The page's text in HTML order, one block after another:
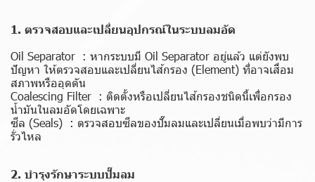
1. ตรวจสอบและเปลี่ยนอุปกรณ์ในระบบลมอัด
Oil Separator : หากระบบมี Oil Separator อยู่แล้ว แต่ยังพบ
ปัญหา ให้ตรวจสอบและเปลี่ยนไส้กรอง (Element) ที่อาจเสื่อม
สภาพหรืออุดตัน
Coalescing Filter : ติดตั้งหรือเปลี่ยนไส้กรองชนิดนี้เพื่อกรอง
น้ำมันในลมอัดโดยเฉพาะ
ซีล (Seals) : ตรวจสอบซีลของปั๊มลมและเปลี่ยนเมื่อพบว่ามีการ
รั่วไหล
2. บำรุงรักษาระบบปั๊มลม